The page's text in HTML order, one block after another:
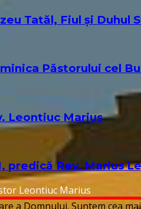
Tatăl, Fiul și Duhul
Păstorului cel
Leontiuc Marius
predică Rev. Marius
Leontiuc Marius
a Domnului. Suntem cea